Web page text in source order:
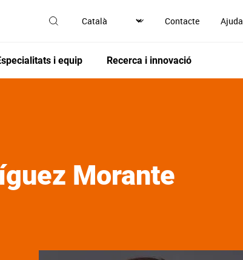
Contacte Ajuda
i equip Recerca i innovació
Morante